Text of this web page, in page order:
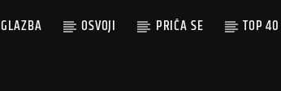
GLAZBA OSVOJI PRIČA SE TOP 40